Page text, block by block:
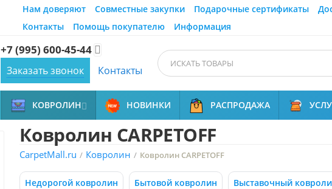
Нам доверяют Совместные закупки Подарочные сертификаты
Контакты
Помощь покупателю Информация
+7 (995) 600-45-44 
Заказать звонок Контакты
КОВРОЛИН НОВИНКИ РАСПРОДАЖА
Ковролин CARPETOFF
CarpetMall.ru / Ковролин / Ковролин CARPETOFF
Недорогой ковролин Бытовой ковролин Выставочный